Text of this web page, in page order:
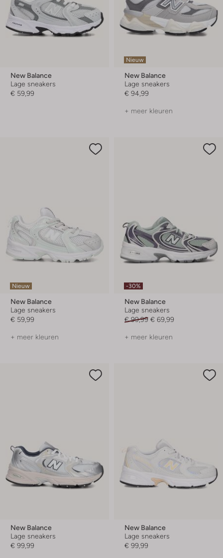
New Balance
Lage sneakers
€ 59,99
Nieuw
New Balance
Lage sneakers
€ 94,99
+ meer kleuren
Nieuw
New Balance
Lage sneakers
€ 59,99
+ meer kleuren
-30%
New Balance
Lage sneakers
€ 99,99 € 69,99
+ meer kleuren
New Balance
Lage sneakers
€ 99,99
New Balance
Lage sneakers
€ 99,99